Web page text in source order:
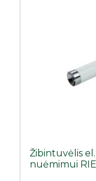
Žibintuvėlis
nuėmimui